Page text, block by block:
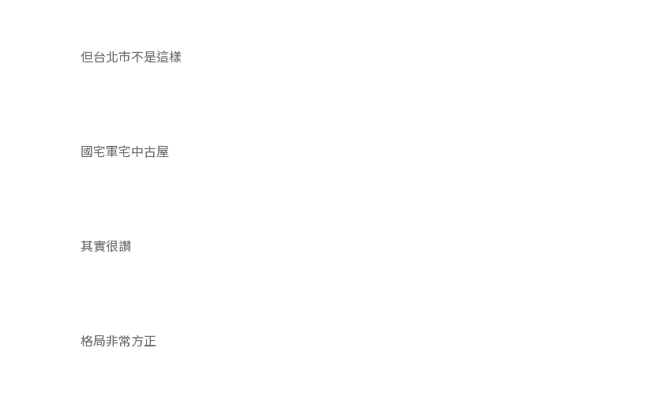
但台北市不是這樣
國宅軍宅中古屋
其實很讚
格局非常方正